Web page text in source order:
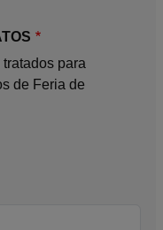
para
de Feria de